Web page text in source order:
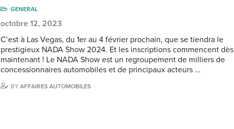
GENERAL
octobre 12, 2023
C’est à Las Vegas, du 1er au 4 février prochain, que se tiendra le
prestigieux NADA Show 2024. Et les inscriptions commencent dès
maintenant ! Le NADA Show est un regroupement de milliers de
concessionnaires automobiles et de principaux acteurs …
BYAFFAIRES AUTOMOBILES